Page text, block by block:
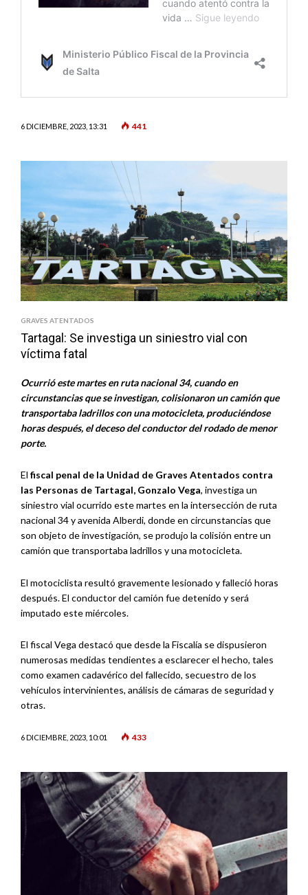
6 DICIEMBRE, 2023, 13:31 441
GRAVES ATENTADOS
Tartagal: Se investiga un siniestro vial con
víctima fatal
Ocurrió este martes en ruta nacional 34, cuando en
circunstancias que se investigan, colisionaron un camión que
transportaba ladrillos con una motocicleta, produciéndose
horas después, el deceso del conductor del rodado de menor
porte.
El fiscal penal de la Unidad de Graves Atentados contra
las Personas de Tartagal, Gonzalo Vega, investiga un
siniestro vial ocurrido este martes en la intersección de ruta
nacional 34 y avenida Alberdi, donde en circunstancias que
son objeto de investigación, se produjo la colisión entre un
camión que transportaba ladrillos y una motocicleta.
El motociclista resultó gravemente lesionado y falleció horas
después. El conductor del camión fue detenido y será
imputado este miércoles.
El fiscal Vega destacó que desde la Fiscalía se dispusieron
numerosas medidas tendientes a esclarecer el hecho, tales
como examen cadavérico del fallecido, secuestro de los
vehículos intervinientes, análisis de cámaras de seguridad y
otras.
6 DICIEMBRE, 2023, 10:01 433